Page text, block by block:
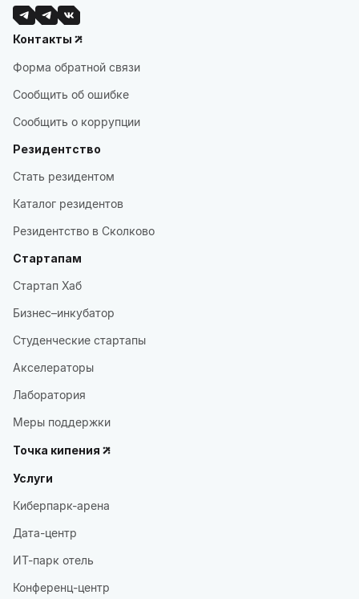
Контакты
Форма обратной связи
Сообщить об ошибке
Сообщить о коррупции
Резидентство
Стать резидентом
Каталог резидентов
Резидентство в Сколково
Стартапам
Стартап Хаб
Бизнес–инкубатор
Студенческие стартапы
Акселераторы
Лаборатория
Меры поддержки
Точка кипения
Услуги
Киберпарк-арена
Дата-центр
ИТ-парк отель
Конференц-центр